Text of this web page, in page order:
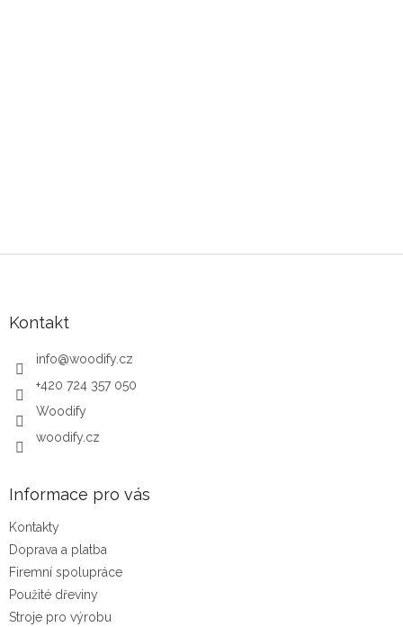
Kontakt
info@woodify.cz
+420 724 357 050
Woodify
woodify.cz
Informace pro vás
Kontakty
Doprava a platba
Firemní spolupráce
Použité dřeviny
Stroje pro výrobu